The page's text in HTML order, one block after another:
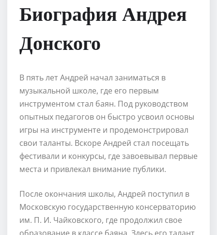
Биография Андрея
Донского
В пять лет Андрей начал заниматься в
музыкальной школе, где его первым
инструментом стал баян. Под руководством
опытных педагогов он быстро усвоил основы
игры на инструменте и продемонстрировал
свои таланты. Вскоре Андрей стал посещать
фестивали и конкурсы, где завоевывал первые
места и привлекал внимание публики.
После окончания школы, Андрей поступил в
Московскую государственную консерваторию
им. П. И. Чайковского, где продолжил свое